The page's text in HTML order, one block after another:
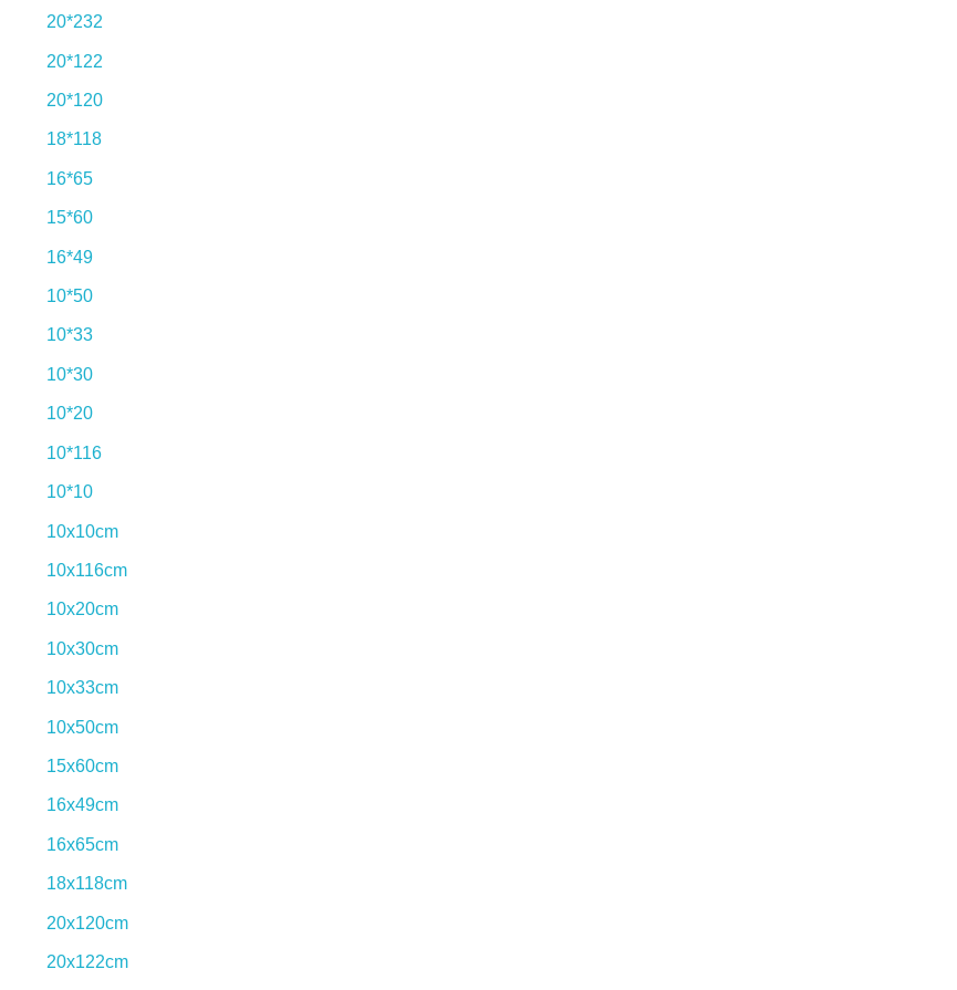
20*232
20*122
20*120
18*118
16*65
15*60
16*49
10*50
10*33
10*30
10*20
10*116
10*10
10x10cm
10x116cm
10x20cm
10x30cm
10x33cm
10x50cm
15x60cm
16x49cm
16x65cm
18x118cm
20x120cm
20x122cm